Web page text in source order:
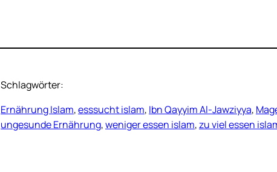
Schlagwörter:
Ernährung Islam, esssucht islam, Ibn Qayyim Al-Jawziyya,
ungesunde Ernährung, weniger essen islam, zu viel essen